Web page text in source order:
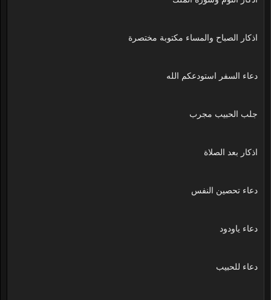
اذكار الصباح والمساء مكتوبة مختصرة
دعاء السفر استودعكم الله
جلب الحبيب مجرب
اذكار بعد الصلاة
دعاء تحصين النفس
دعاء ياودود
دعاء للحبيب